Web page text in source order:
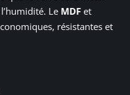
Le MDF et
résistantes et